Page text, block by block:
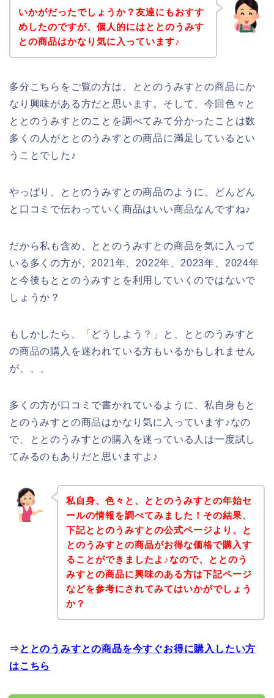
いかがだったでしょうか？友達にもおすす
めしたのですが、個人的にはととのうみす
との商品はかなり気に入っています♪
多分こちらをご覧の方は、ととのうみすとの商品にか
なり興味がある方だと思います。そして、今回色々と
ととのうみすとのことを調べてみて分かったことは数
多くの人がととのうみすとの商品に満足しているとい
うことでした♪
やっぱり、ととのうみすとの商品のように、どんどん
と口コミで伝わっていく商品はいい商品なんですね♪
だから私も含め、ととのうみすとの商品を気に入って
いる多くの方が、2021年、2022年、2023年、2024年
と今後もととのうみすとを利用していくのではないで
しょうか？
もしかしたら、「どうしよう？」と、ととのうみすと
の商品の購入を迷われている方もいるかもしれません
が、、、
多くの方が口コミで書かれているように、私自身もと
とのうみすとの商品はかなり気に入っています♪なの
で、ととのうみすとの購入を迷っている人は一度試し
てみるのもありだと思いますよ♪
私自身、色々と、ととのうみすとの年始セ
ールの情報を調べてみました！その結果、
下記ととのうみすとの公式ページより、と
とのうみすとの商品がお得な価格で購入す
ることができましたよ♪なので、ととのう
みすとの商品に興味のある方は下記ページ
などを参考にされてみてはいかがでしょう
か？
⇒ ととのうみすとの商品を今すぐお得に購入したい方
はこちら